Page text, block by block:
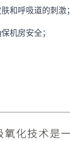
和呼吸道的刺激；
机房安全；